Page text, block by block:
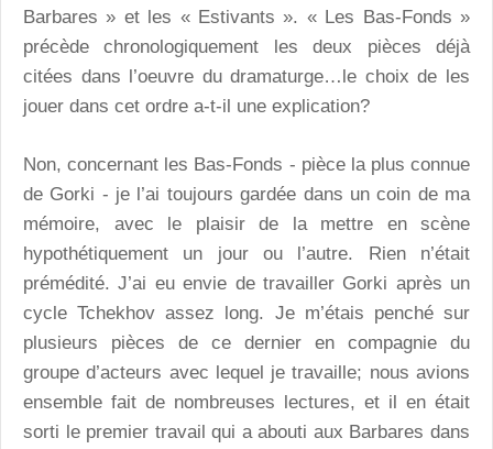
Barbares » et les « Estivants ». « Les Bas-Fonds »
précède chronologiquement les deux pièces déjà
citées dans l’oeuvre du dramaturge…le choix de les
jouer dans cet ordre a-t-il une explication?
Non, concernant les Bas-Fonds - pièce la plus connue
de Gorki - je l’ai toujours gardée dans un coin de ma
mémoire, avec le plaisir de la mettre en scène
hypothétiquement un jour ou l’autre. Rien n’était
prémédité. J’ai eu envie de travailler Gorki après un
cycle Tchekhov assez long. Je m’étais penché sur
plusieurs pièces de ce dernier en compagnie du
groupe d’acteurs avec lequel je travaille; nous avions
ensemble fait de nombreuses lectures, et il en était
sorti le premier travail qui a abouti aux Barbares dans